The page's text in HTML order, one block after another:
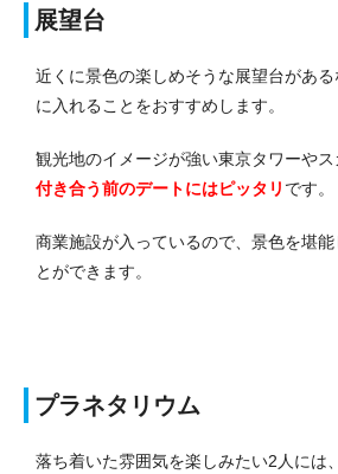
展望台
近くに景色の楽しめそうな展望台があ
に入れることをおすすめします。
観光地のイメージが強い東京タワーやス
付き合う前のデートにはピッタリ です。
商業施設が入っているので、景色を堪能
とができます。
プラネタリウム
落ち着いた雰囲気を楽しみたい2人には